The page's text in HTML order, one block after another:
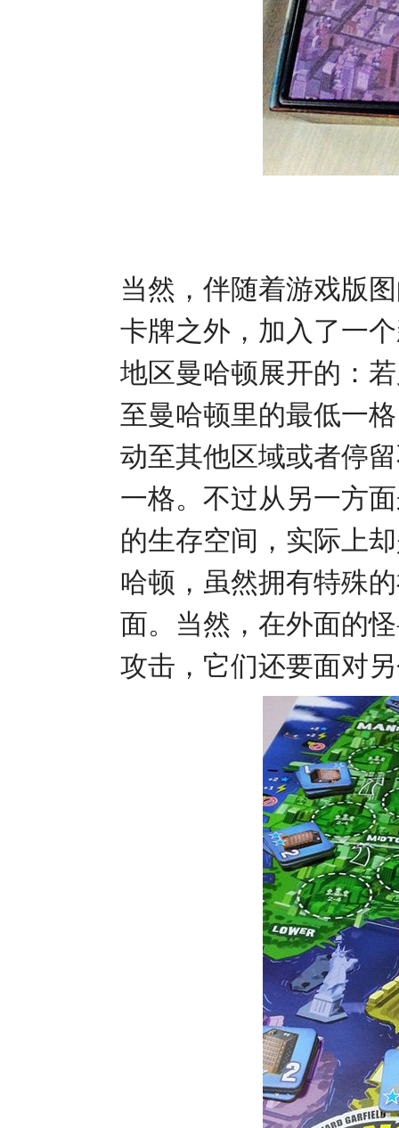
当然，伴随着游戏版
卡牌之外，加入了一
地区曼哈顿展开的：
至曼哈顿里的最低一
动至其他区域或者停
一格。不过从另一方
的生存空间，实际上
哈顿，虽然拥有特殊
面。当然，在外面的
攻击，它们还要面对